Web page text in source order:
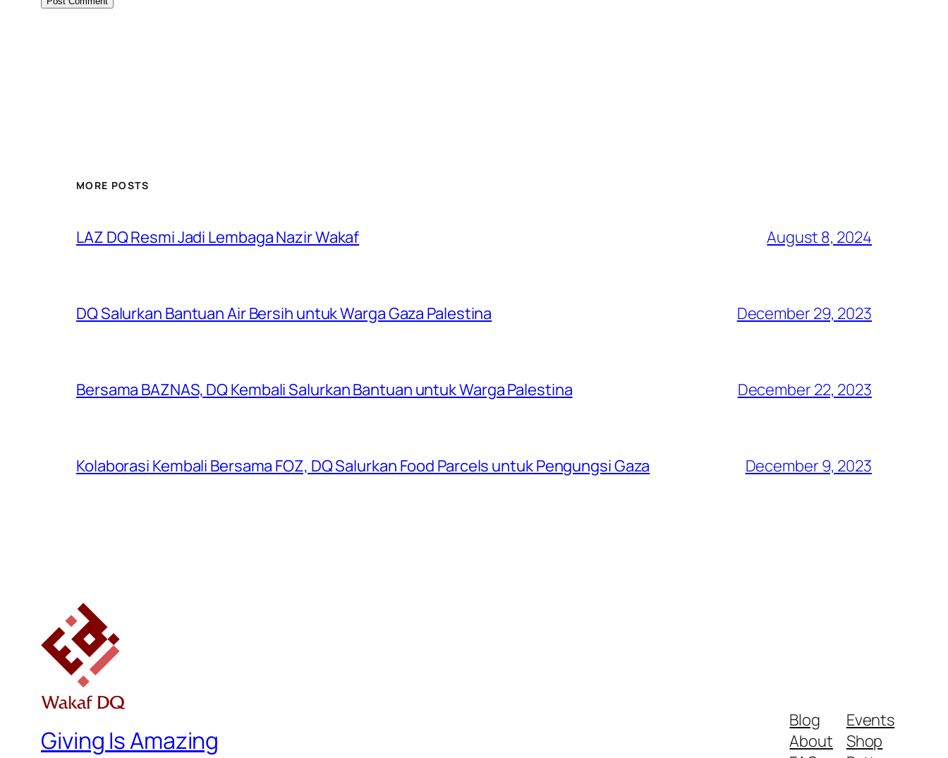
MORE POSTS
LAZ DQ Resmi Jadi Lembaga Nazir Wakaf August 8, 2024
DQ Salurkan Bantuan Air Bersih untuk Warga Gaza Palestina December 29, 2023
Bersama BAZNAS, DQ Kembali Salurkan Bantuan untuk Warga Palestina December 22, 2023
Kolaborasi Kembali Bersama FOZ, DQ Salurkan Food Parcels untuk Pengungsi Gaza December 9, 2023
Giving Is Amazing
Blog
About
Events
Shop